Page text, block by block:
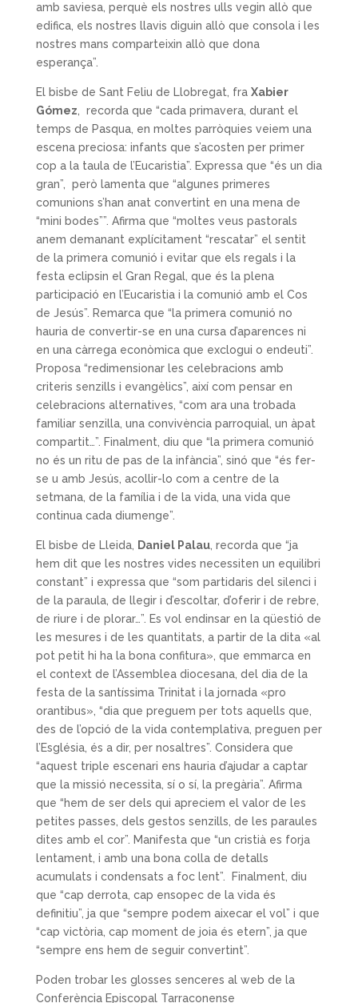
amb saviesa, perquè els nostres ulls vegin allò que
edifica, els nostres llavis diguin allò que consola i les
nostres mans comparteixin allò que dona
esperança”.
El bisbe de Sant Feliu de Llobregat, fra Xabier
Gómez, recorda que “cada primavera, durant el
temps de Pasqua, en moltes parròquies veiem una
escena preciosa: infants que s’acosten per primer
cop a la taula de l’Eucaristia”. Expressa que “és un dia
gran”, però lamenta que “algunes primeres
comunions s’han anat convertint en una mena de
“mini bodes””. Afirma que “moltes veus pastorals
anem demanant explícitament “rescatar” el sentit
de la primera comunió i evitar que els regals i la
festa eclipsin el Gran Regal, que és la plena
participació en l’Eucaristia i la comunió amb el Cos
de Jesús”. Remarca que “la primera comunió no
hauria de convertir-se en una cursa d’aparences ni
en una càrrega econòmica que exclogui o endeuti”.
Proposa “redimensionar les celebracions amb
criteris senzills i evangèlics”, així com pensar en
celebracions alternatives, “com ara una trobada
familiar senzilla, una convivència parroquial, un àpat
compartit…”. Finalment, diu que “la primera comunió
no és un ritu de pas de la infància”, sinó que “és fer-
se u amb Jesús, acollir-lo com a centre de la
setmana, de la família i de la vida, una vida que
continua cada diumenge”.
El bisbe de Lleida, Daniel Palau, recorda que “ja
hem dit que les nostres vides necessiten un equilibri
constant” i expressa que “som partidaris del silenci i
de la paraula, de llegir i d’escoltar, d’oferir i de rebre,
de riure i de plorar…”. Es vol endinsar en la qüestió de
les mesures i de les quantitats, a partir de la dita «al
pot petit hi ha la bona confitura», que emmarca en
el context de l’Assemblea diocesana, del dia de la
festa de la santíssima Trinitat i la jornada «pro
orantibus», “dia que preguem per tots aquells que,
des de l’opció de la vida contemplativa, preguen per
l’Església, és a dir, per nosaltres”. Considera que
“aquest triple escenari ens hauria d’ajudar a captar
que la missió necessita, sí o sí, la pregària”. Afirma
que “hem de ser dels qui apreciem el valor de les
petites passes, dels gestos senzills, de les paraules
dites amb el cor”. Manifesta que “un cristià es forja
lentament, i amb una bona colla de detalls
acumulats i condensats a foc lent”. Finalment, diu
que “cap derrota, cap ensopec de la vida és
definitiu”, ja que “sempre podem aixecar el vol” i que
“cap victòria, cap moment de joia és etern”, ja que
“sempre ens hem de seguir convertint”.
Poden trobar les glosses senceres al web de la
Conferència Episcopal Tarraconense